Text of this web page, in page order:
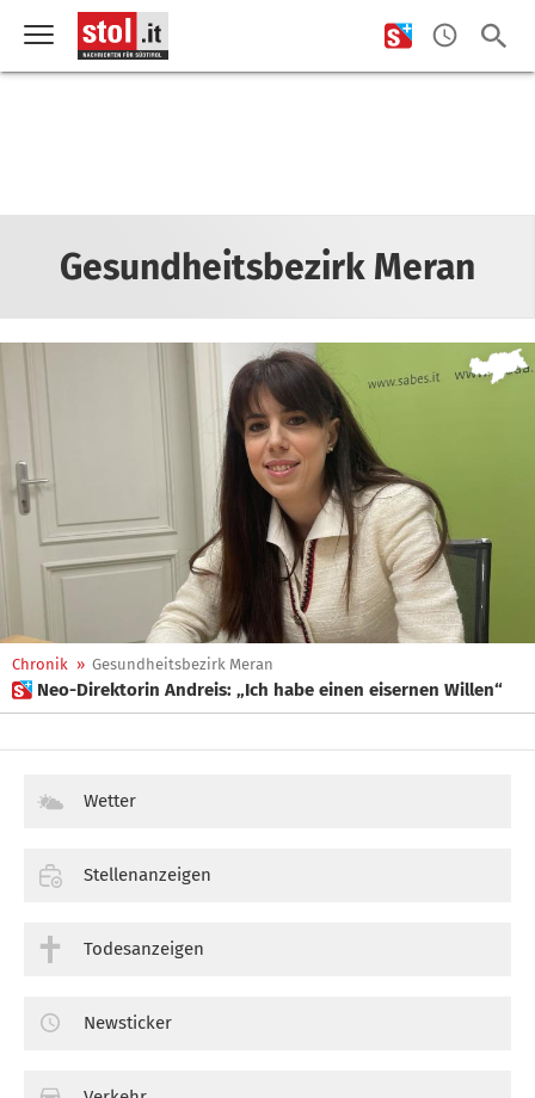
Gesundheitsbezirk Meran
Chronik » Gesundheitsbezirk Meran
 Neo-Direktorin Andreis: „Ich habe einen eisernen Willen“
Wetter
Stellenanzeigen
Todesanzeigen
Newsticker